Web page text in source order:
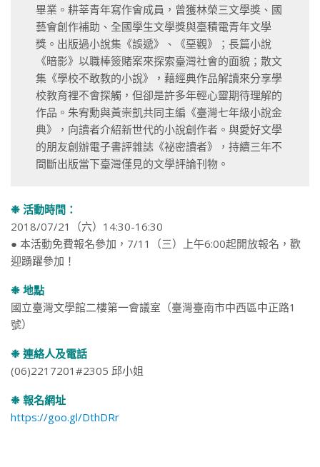
畢業。耕莘青年寫作會成員，曾獲林榮三文學獎、國
藝會創作補助、全國學生文學獎與臺積電青年文學
獎。出版過小說集《誤遞》、《堊觀》；長篇小說
《暗影》以職棒簽賭案來探索臺灣社會的面貌；散文
集《學校不敢教的小說》，藉經典作品解讀來分享學
校教育裡不會探觸，但卻是許多年輕心靈期待理解的
作品。朱宥勳與黃崇凱共同主編《臺灣七年級小說金
典》，向讀者介紹新世代的小說創作者。與愛好文學
的朋友創辦電子書評雜誌《祕密讀者》，持續三年不
間斷出版當下臺灣僅見的文學評論刊物。
❉ 活動時間：
2018/07/21（六）14:30-16:30
● 本活動免費報名參加，7/11（三）上午6:00起開放報名，歡
迎踴躍參加！
❉ 地點
國立臺灣文學館二樓第一會議室（臺灣臺南市中西區中正路1
號）
❉ 連絡人及電話
(06)2217201#2305 邱小姐
❉ 報名網址
https://goo.gl/DthDRr